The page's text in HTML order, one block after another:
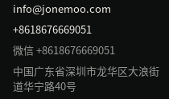
info@jonemoo.com
+8618676669051
微信 +8618676669051
中国广东省深圳市龙华区大浪街
道华宁路40号